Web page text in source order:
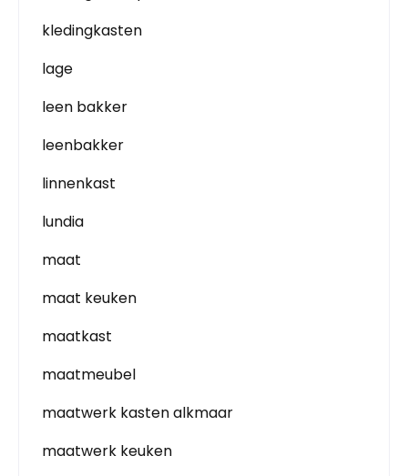
kledingkasten
lage
leen bakker
leenbakker
linnenkast
lundia
maat
maat keuken
maatkast
maatmeubel
maatwerk kasten alkmaar
maatwerk keuken